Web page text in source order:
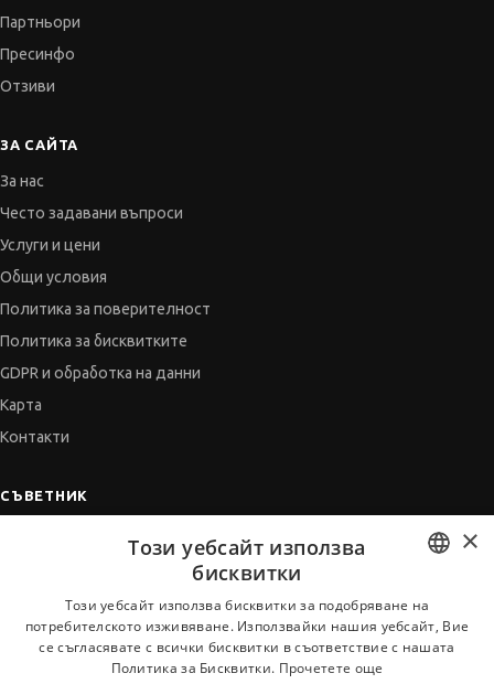
Партньори
Пресинфо
Отзиви
ЗА САЙТА
За нас
Често задавани въпроси
Услуги и цени
Общи условия
Политика за поверителност
Политика за бисквитките
GDPR и обработка на данни
Карта
Контакти
СЪВЕТНИК
Когато получим оферта
BULGARIAN
ENGLISH
×
Този уебсайт използва
бисквитки
Този уебсайт използва бисквитки за подобряване на
потребителското изживяване. Използвайки нашия уебсайт, Вие
се съгласявате с всички бисквитки в съответствие с нашата
Политика за Бисквитки. Прочетете още